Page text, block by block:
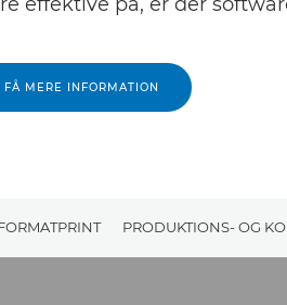
FÅ MERE INFORMATION
PRODUKTIONS- OG